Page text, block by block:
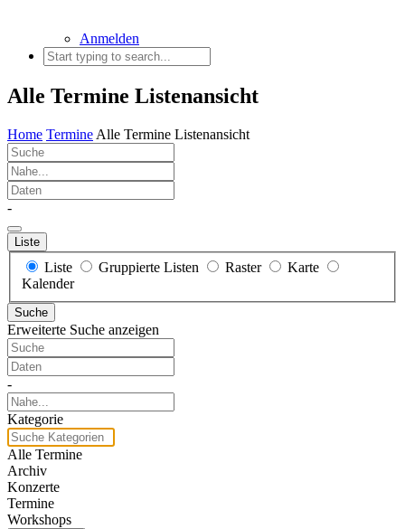
Anmelden
Alle Termine Listenansicht
Home Termine Alle Termine Listenansicht
Suche
Nahe...
Daten
-
Liste
Anzeigetyp
für
Suchergebnisse
Liste Gruppierte Listen Raster
Karte
Kalender
Suche
Erweiterte Suche anzeigen
Suche
Daten
-
Nahe...
Kategorie
Kategorie
Alle Termine
Archiv
Konzerte
Termine
Workshops